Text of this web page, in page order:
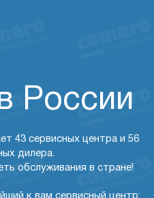
России
43 сервисных центра и 56
дилера.
обслуживания в стране!
к вам сервисный центр: